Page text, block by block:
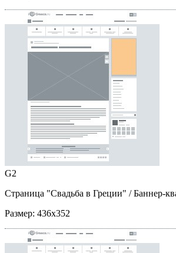
G2
Страница "Свадьба в Греции" / Баннер-
Размер: 436x352